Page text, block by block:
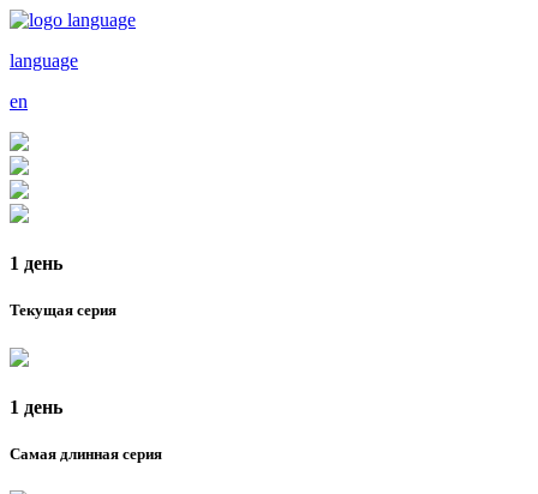
language
en
1 день
Текущая серия
1 день
Самая длинная серия